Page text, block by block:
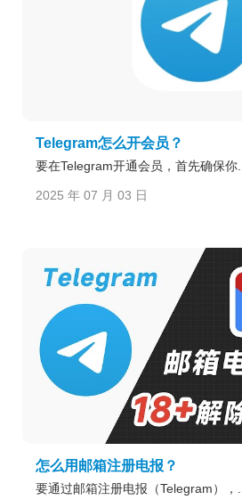
Telegram怎么开会员？
要在Telegram开通会员，首先确保你...
2025 年 07 月 03 日
怎么用邮箱注册电报？
要通过邮箱注册电报（Telegram），...